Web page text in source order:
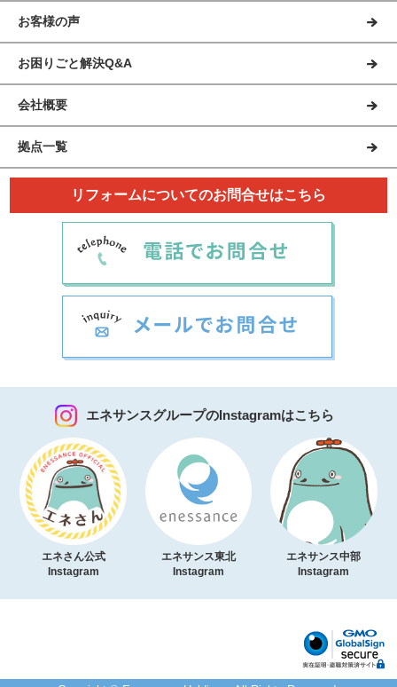
お客様の声
お困りごと解決Q&A
会社概要
拠点一覧
リフォームについてのお問合せはこちら
エネサンスグループのInstagramはこちら
エネさん公式
Instagram
エネサンス東北
Instagram
エネサンス中部
Instagram